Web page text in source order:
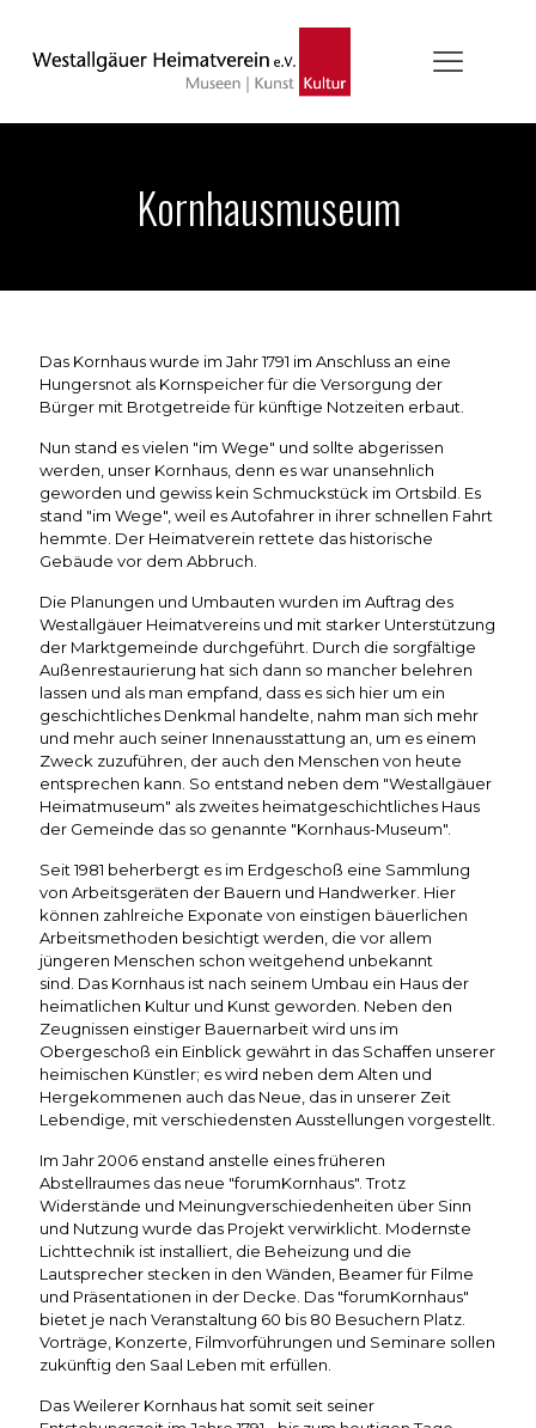
Kornhausmuseum
Das Kornhaus wurde im Jahr 1791 im Anschluss an eine
Hungersnot als Kornspeicher für die Versorgung der
Bürger mit Brotgetreide für künftige Notzeiten erbaut.
Nun stand es vielen "im Wege" und sollte abgerissen
werden, unser Kornhaus, denn es war unansehnlich
geworden und gewiss kein Schmuckstück im Ortsbild. Es
stand "im Wege", weil es Autofahrer in ihrer schnellen Fahrt
hemmte. Der Heimatverein rettete das historische
Gebäude vor dem Abbruch.
Die Planungen und Umbauten wurden im Auftrag des
Westallgäuer Heimatvereins und mit starker Unterstützung
der Marktgemeinde durchgeführt. Durch die sorgfältige
Außenrestaurierung hat sich dann so mancher belehren
lassen und als man empfand, dass es sich hier um ein
geschichtliches Denkmal handelte, nahm man sich mehr
und mehr auch seiner Innenausstattung an, um es einem
Zweck zuzuführen, der auch den Menschen von heute
entsprechen kann. So entstand neben dem "Westallgäuer
Heimatmuseum" als zweites heimatgeschichtliches Haus
der Gemeinde das so genannte "Kornhaus-Museum".
Seit 1981 beherbergt es im Erdgeschoß eine Sammlung
von Arbeitsgeräten der Bauern und Handwerker. Hier
können zahlreiche Exponate von einstigen bäuerlichen
Arbeitsmethoden besichtigt werden, die vor allem
jüngeren Menschen schon weitgehend unbekannt
sind. Das Kornhaus ist nach seinem Umbau ein Haus der
heimatlichen Kultur und Kunst geworden. Neben den
Zeugnissen einstiger Bauernarbeit wird uns im
Obergeschoß ein Einblick gewährt in das Schaffen unserer
heimischen Künstler; es wird neben dem Alten und
Hergekommenen auch das Neue, das in unserer Zeit
Lebendige, mit verschiedensten Ausstellungen vorgestellt.
Im Jahr 2006 enstand anstelle eines früheren
Abstellraumes das neue "forumKornhaus". Trotz
Widerstände und Meinungverschiedenheiten über Sinn
und Nutzung wurde das Projekt verwirklicht. Modernste
Lichttechnik ist installiert, die Beheizung und die
Lautsprecher stecken in den Wänden, Beamer für Filme
und Präsentationen in der Decke. Das "forumKornhaus"
bietet je nach Veranstaltung 60 bis 80 Besuchern Platz.
Vorträge, Konzerte, Filmvorführungen und Seminare sollen
zukünftig den Saal Leben mit erfüllen.
Das Weilerer Kornhaus hat somit seit seiner